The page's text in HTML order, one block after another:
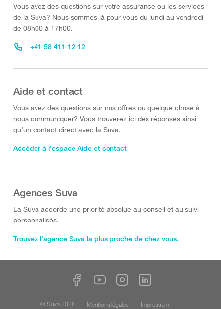
Vous avez des questions sur votre assurance ou les services
de la Suva? Nous sommes là pour vous du lundi au vendredi
de 08h00 à 17h00.
+41 58 411 12 12
Aide et contact
Vous avez des questions sur nos offres ou quelque chose à
nous communiquer? Vous trouverez ici des réponses ainsi
qu’un contact direct avec la Suva.
Accéder à l’espace Aide et contact
Agences Suva
La Suva accorde une priorité absolue au conseil et au suivi
personnalisés.
Trouvez l'agence Suva la plus proche de chez vous.
© Suva 2026 Mentions légales Impressum